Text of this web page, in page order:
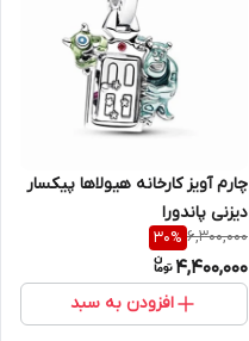
چارم آویز کارخانه هیولاها پیکسار
دیزنی پاندورا
6,300,000
30%
4,400,000
افزودن به سبد